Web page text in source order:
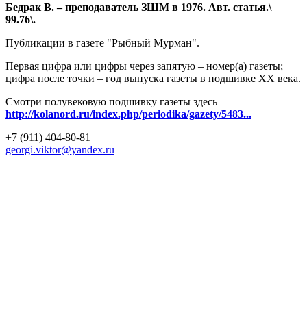
Бедрак В. – преподаватель ЗШМ в 1976. Авт. статья.\
99.76\.
Публикации в газете "Рыбный Мурман".
Первая цифра или цифры через запятую – номер(а) газеты;
цифра после точки – год выпуска газеты в подшивке ХХ века.
Смотри полувековую подшивку газеты здесь
http://kolanord.ru/index.php/periodika/gazety/5483...
+7 (911) 404-80-81
georgi.viktor@yandex.ru